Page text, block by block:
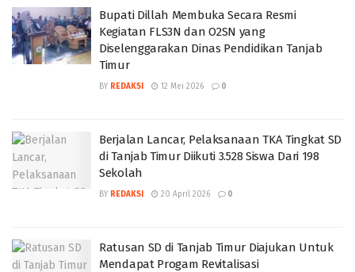
Bupati Dillah Membuka Secara Resmi
Kegiatan FLS3N dan O2SN yang
Diselenggarakan Dinas Pendidikan Tanjab
Timur
BY REDAKSI 12 Mei 2026 0
Berjalan Lancar, Pelaksanaan TKA Tingkat SD
di Tanjab Timur Diikuti 3.528 Siswa Dari 198
Sekolah
BY REDAKSI 20 April 2026 0
Ratusan SD di Tanjab Timur Diajukan Untuk
Mendapat Progam Revitalisasi